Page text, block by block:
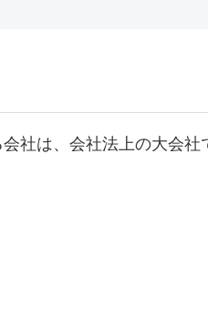
社は、会社法上の大会社